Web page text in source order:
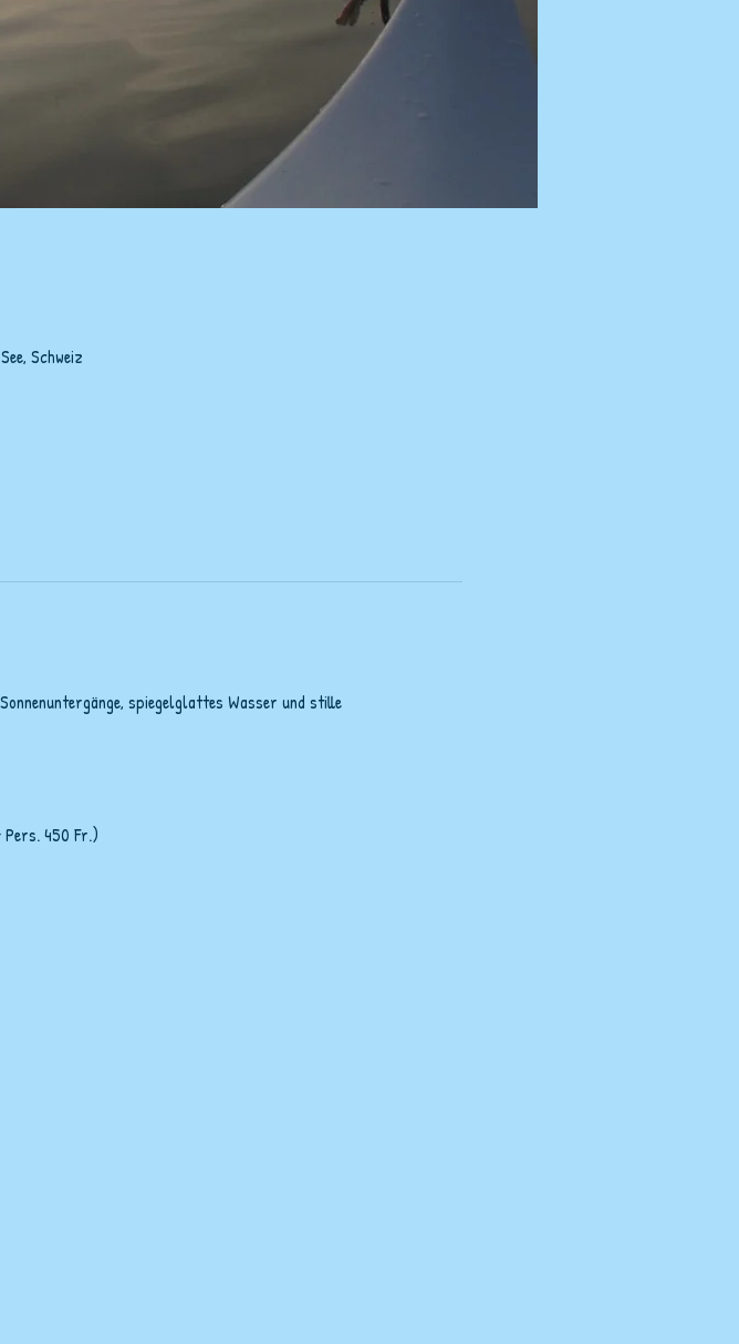
Schweiz
spiegelglattes Wasser und stille
Pers. 450 Fr.)